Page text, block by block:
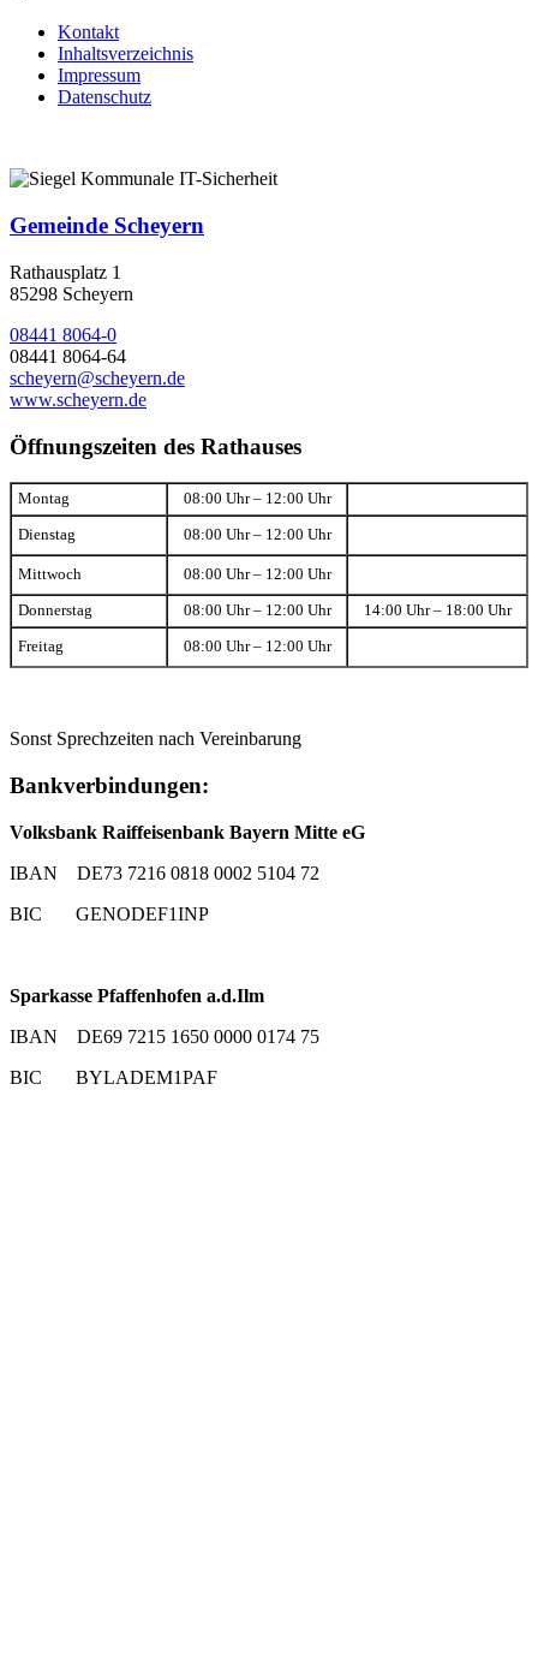
Kontakt
Inhaltsverzeichnis
Impressum
Datenschutz
Gemeinde Scheyern
Rathausplatz 1
85298 Scheyern
08441 8064-0
08441 8064-64
scheyern@scheyern.de
www.scheyern.de
Öffnungszeiten des Rathauses
Montag 08:00 Uhr – 12:00 Uhr
Dienstag 08:00 Uhr – 12:00 Uhr
Mittwoch 08:00 Uhr – 12:00 Uhr
Donnerstag 08:00 Uhr – 12:00 Uhr 14:00 Uhr – 18:00 Uhr
Freitag 08:00 Uhr – 12:00 Uhr
Sonst Sprechzeiten nach Vereinbarung
Bankverbindungen:
Volksbank Raiffeisenbank Bayern Mitte eG
IBAN DE73 7216 0818 0002 5104 72
BIC GENODEF1INP
Sparkasse Pfaffenhofen a.d.Ilm
IBAN DE69 7215 1650 0000 0174 75
BIC BYLADEM1PAF